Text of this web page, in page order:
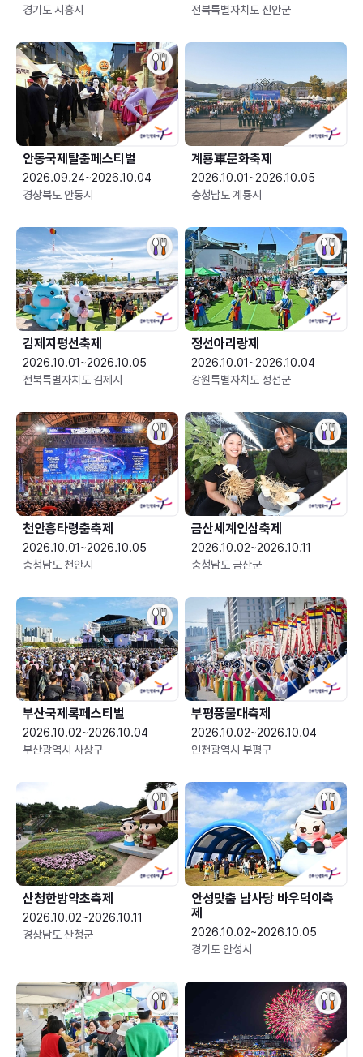
경기도 시흥시
전북특별자치도 진안군
안동국제탈춤페스티벌
2026.09.24~2026.10.04
경상북도 안동시
2026.10.01~2026.10.05
충청남도 계룡시
김제지평선축제
2026.10.01~2026.10.05
전북특별자치도 김제시
정선아리랑제
2026.10.01~2026.10.04
강원특별자치도 정선군
천안흥타령춤축제
2026.10.01~2026.10.05
충청남도 천안시
금산세계인삼축제
2026.10.02~2026.10.11
충청남도 금산군
부산국제록페스티벌
2026.10.02~2026.10.04
부산광역시 사상구
부평풍물대축제
2026.10.02~2026.10.04
인천광역시 부평구
산청한방약초축제
2026.10.02~2026.10.11
경상남도 산청군
안성맞춤 남사당 바우덕이축
제
2026.10.02~2026.10.05
경기도 안성시